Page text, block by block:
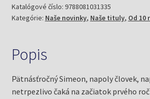
Maelle)
Katalógové číslo: 9788081031335
Kategórie: Naše novinky, Naše tituly, Od 10
Popis
Pätnásťročný Simeon, napoly človek,
netrpezlivo čaká na začiatok prvého